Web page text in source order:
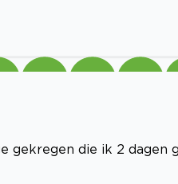
gekregen die ik 2